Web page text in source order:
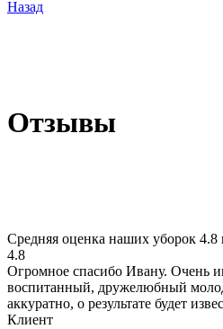
Назад
Отзывы
Средняя оценка наших уборок 4.8
4.8
Огромное спасибо Ивану. Очень
воспитанный, дружелюбный
аккуратно, о результате будет
Клиент